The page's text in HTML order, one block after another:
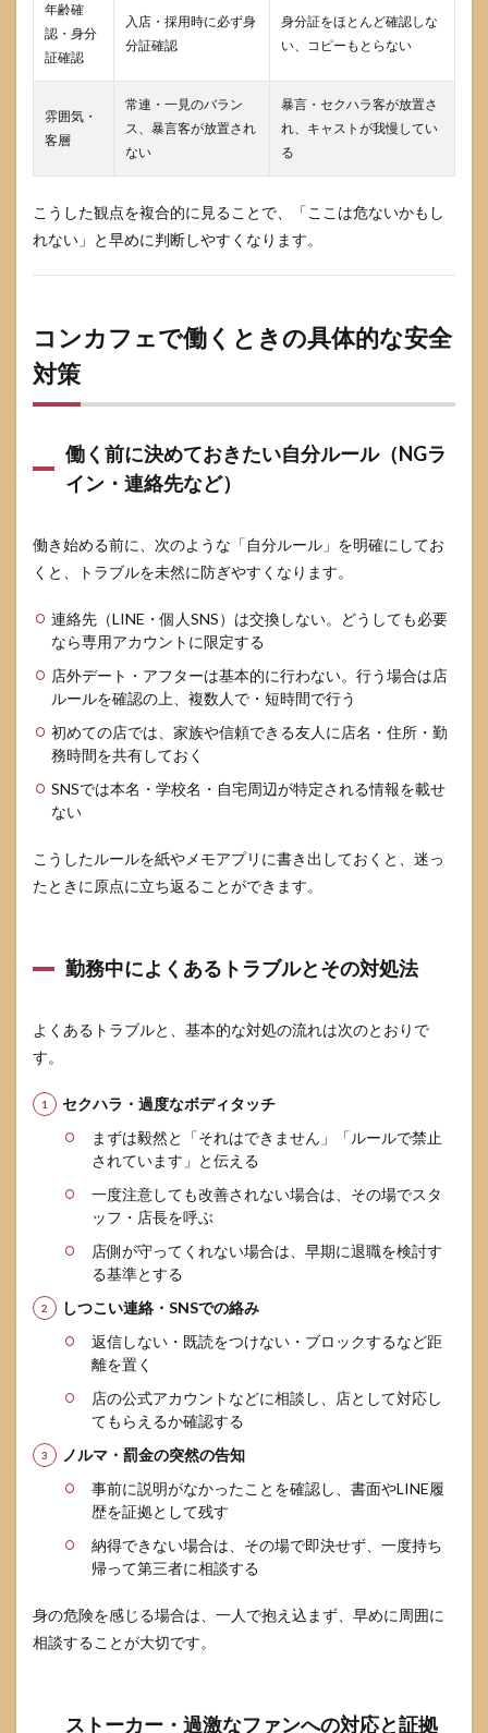
年齢確
認・身分
証確認
入店・採用時に必ず身
分証確認
身分証をほとんど確認しな
い、コピーもとらない
雰囲気・
客層
常連・一見のバラン
ス、暴言客が放置され
ない
暴言・セクハラ客が放置さ
れ、キャストが我慢してい
る
こうした観点を複合的に見ることで、「ここは危ないかもし
れない」と早めに判断しやすくなります。
コンカフェで働くときの具体的な安全
対策
働く前に決めておきたい自分ルール（NGラ
イン・連絡先など）
働き始める前に、次のような「自分ルール」を明確にしてお
くと、トラブルを未然に防ぎやすくなります。
連絡先（LINE・個人SNS）は交換しない。どうしても必要
なら専用アカウントに限定する
店外デート・アフターは基本的に行わない。行う場合は店
ルールを確認の上、複数人で・短時間で行う
初めての店では、家族や信頼できる友人に店名・住所・勤
務時間を共有しておく
SNSでは本名・学校名・自宅周辺が特定される情報を載せ
ない
こうしたルールを紙やメモアプリに書き出しておくと、迷っ
たときに原点に立ち返ることができます。
勤務中によくあるトラブルとその対処法
よくあるトラブルと、基本的な対処の流れは次のとおりで
す。
セクハラ・過度なボディタッチ
まずは毅然と「それはできません」「ルールで禁止
されています」と伝える
一度注意しても改善されない場合は、その場でスタ
ッフ・店長を呼ぶ
店側が守ってくれない場合は、早期に退職を検討す
る基準とする
しつこい連絡・SNSでの絡み
返信しない・既読をつけない・ブロックするなど距
離を置く
店の公式アカウントなどに相談し、店として対応し
てもらえるか確認する
ノルマ・罰金の突然の告知
事前に説明がなかったことを確認し、書面やLINE履
歴を証拠として残す
納得できない場合は、その場で即決せず、一度持ち
帰って第三者に相談する
身の危険を感じる場合は、一人で抱え込まず、早めに周囲に
相談することが大切です。
ストーカー・過激なファンへの対応と証拠